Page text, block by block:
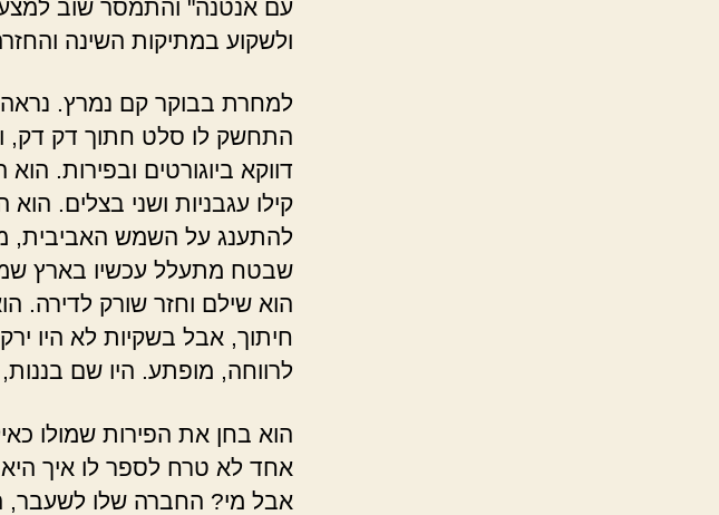
עם אנטנה" והתמסר שוב
ולשקוע במתיקות השינה
למחרת בבוקר קם נמרץ.
התחשק לו סלט חתוך דק
דווקא ביוגורטים ובפירות.
קילו עגבניות ושני בצלים.
להתענג על השמש האביבית,
שבטח מתעלל עכשיו בארץ
הוא שילם וחזר שורק לדירה.
חיתוך, אבל בשקיות לא היו
לרווחה, מופתע. היו שם
הוא בחן את הפירות שמולו
אחד לא טרח לספר לו איך
אבל מי? החברה שלו לשעבר,